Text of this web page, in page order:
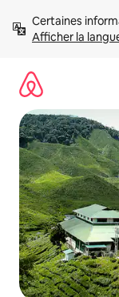
directement
Afficher la